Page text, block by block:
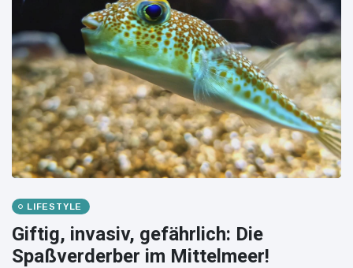
LIFESTYLE
Giftig, invasiv, gefährlich: Die
Spaßverderber im Mittelmeer!